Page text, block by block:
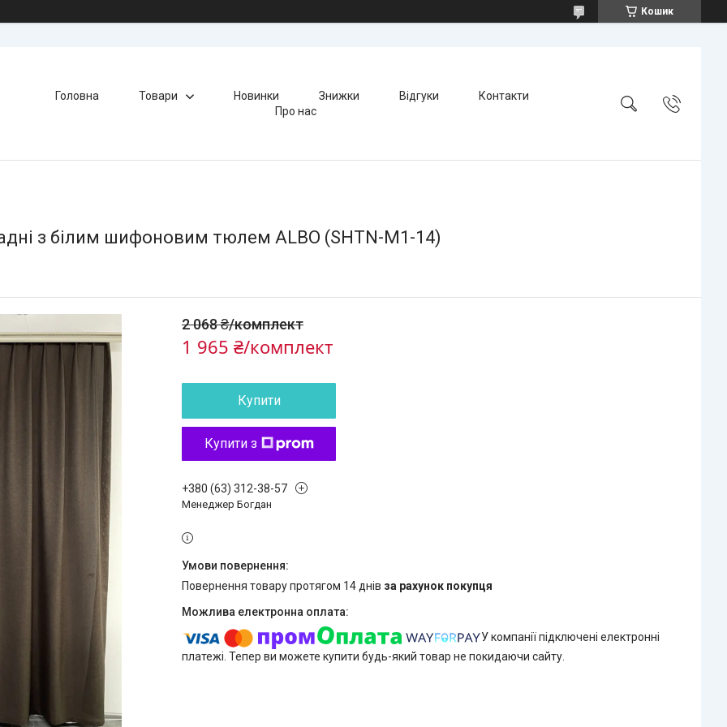
Кошик
Головна Товари Новинки Знижки Відгуки
Контакти
Про нас
з білим шифоновим тюлем ALBO (SHTN-M1-14)
2 068 ₴/комплект
1 965 ₴/комплект
Купити
Купити з
+380 (63) 312-38-57
Менеджер Богдан
повернення товару протягом 14 днів за рахунок покупця
У компанії підключені електронні
платежі. Тепер ви можете купити будь-який товар не покидаючи сайту.